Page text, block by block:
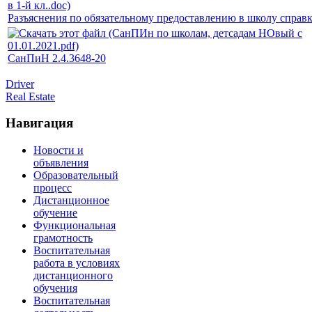
Разъяснения по обязательному предоставлению в школу
СанПиН 2.4.3648-20
Driver
Real Estate
Навигация
Новости и
объявления
Образовательный
процесс
Дистанционное
обучение
Функциональная
грамотность
Воспитательная
работа в условиях
дистанционного
обучения
Воспитательная